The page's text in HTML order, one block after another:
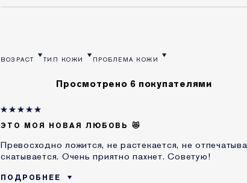
ВОЗРАСТ
ТИП КОЖИ
ПРОБЛЕМА КОЖИ
Просмотрено 6 покупателями
ЭТО МОЯ НОВАЯ ЛЮБОВЬ 😻
Превосходно ложится, не растекается, не
скатывается. Очень приятно пахнет. Советую!
ПОДРОБНЕЕ